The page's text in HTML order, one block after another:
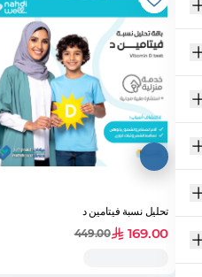
تحليل نسبة فيتامين د
169.00
449.00